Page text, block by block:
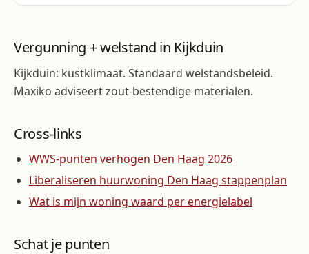
Vergunning + welstand in Kijkduin
Kijkduin: kustklimaat. Standaard welstandsbeleid.
Maxiko adviseert zout-bestendige materialen.
Cross-links
WWS-punten verhogen Den Haag 2026
Liberaliseren huurwoning Den Haag stappenplan
Wat is mijn woning waard per energielabel
Schat je punten